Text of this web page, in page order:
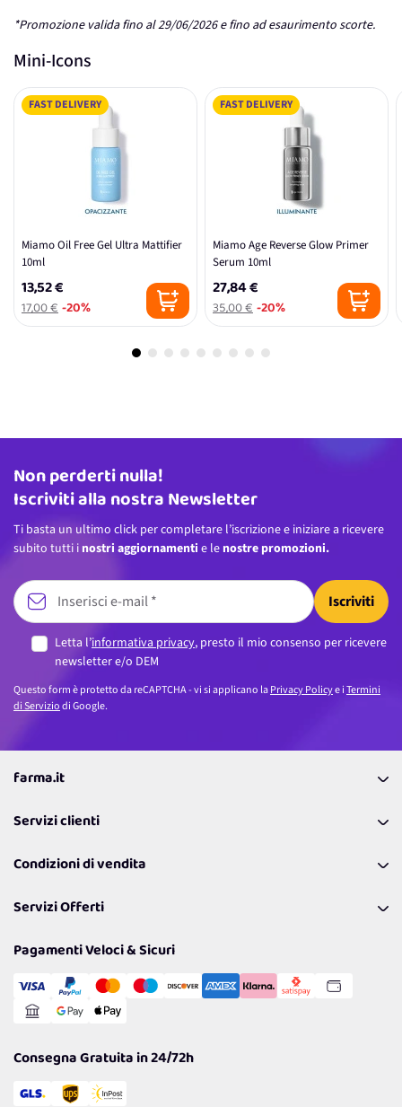
*Promozione valida fino al 29/06/2026 e fino ad esaurimento scorte.
Mini-Icons
FAST DELIVERY
Miamo Oil Free Gel Ultra Mattifier
10ml
13,52 €
17,00 €-20%
FAST DELIVERY
Miamo Age Reverse Glow Primer
Serum 10ml
27,84 €
35,00 €-20%
Indirizzo email
Non perderti nulla!
Iscriviti alla nostra Newsletter
Ti basta un ultimo click per completare l’iscrizione e iniziare a ricevere
subito tutti i nostri aggiornamenti e le nostre promozioni.
Iscriviti
Letta l’informativa privacy, presto il mio consenso per ricevere
newsletter e/o DEM
Questo form è protetto da reCAPTCHA - vi si applicano laPrivacy Policye iTermini
di Serviziodi Google.
farma.it
Coupon
Lavora con noi
Politiche per la parità di genere
Servizi clienti
Richiamami
Resi
Condizioni di vendita
Spedizioni
Cookie Policy
Gestisci Cookie
Servizi Offerti
Reso Facile e Veloce
Pagamenti Veloci & Sicuri
Consegna Gratuita in 24/72h